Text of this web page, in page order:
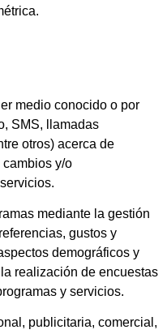
medio conocido o por
SMS, llamadas
otros) acerca de
cambios y/o
mediante la gestión
gustos y
demográficos y
realización de encuestas
y servicios.
publicitaria, comercial,